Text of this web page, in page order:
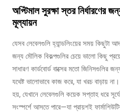
অপ্টিমাল সুরক্ষা স্তর নির্ধারণের
মূল্যায়ন
যেসব লেবেলগুলি হ্যান্ডলিংয়ের সময় কিছুটা
জন্য মৌলিক বিকল্পগুলির চেয়ে ভালো কিছু
সাধারণ কার্ডবোর্ড বাক্সের মতো জিনিসগুলির
যথেষ্ট ভালোভাবে কাজ করে, যা খরচ বাড়ায়
হয়, যেখানে লেবেলগুলি কয়েক সপ্তাহ ধরে
সংস্পর্শে আসতে পারে—যা প্রায়শই